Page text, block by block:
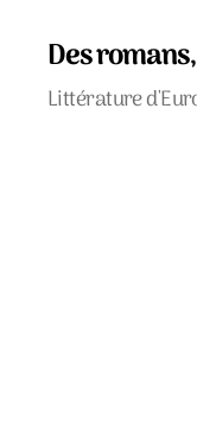
Des
Littérature